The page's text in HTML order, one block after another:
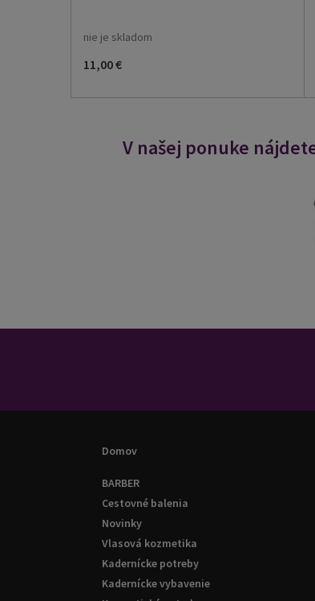
nie je skladom
11,00 €
V našej ponuke
Domov
BARBER
Cestovné balenia
Novinky
Vlasová kozmetika
Kadernícke potreby
Kadernícke vybavenie